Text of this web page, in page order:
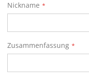
Nickname
Zusammenfassung